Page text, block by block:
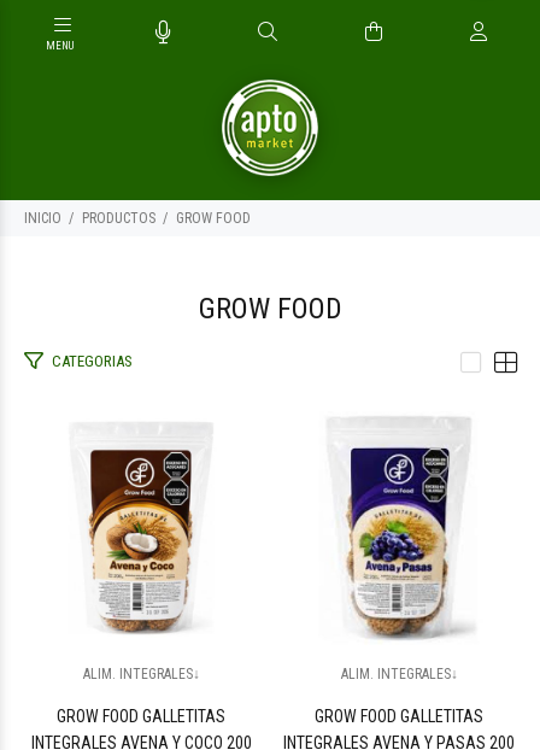
INICIO PRODUCTOS GROW FOOD
GROW FOOD
CATEGORIAS
ALIM. INTEGRALES↓
GROW FOOD GALLETITAS
INTEGRALES AVENA Y COCO 200
ALIM. INTEGRALES↓
GROW FOOD GALLETITAS
INTEGRALES AVENA Y PASAS 200
$4.400 00